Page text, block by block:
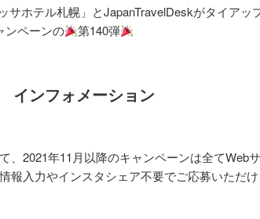
サホテル札幌」とJapanTravelDeskがタイアッ
ンペーンの
第140弾
インフォメーション
、2021年11月以降のキャンペーンは全てWeb
報入力やインスタシェア不要でご応募いただ